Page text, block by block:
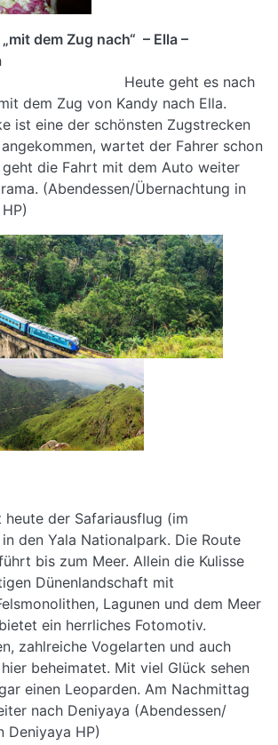
dem Zug nach“ – Ella –
geht es nach
dem Zug von Kandy nach Ella.
ist eine der schönsten Zugstrecken
wartet der Fahrer schon
geht die Fahrt mit dem Auto weiter
(Abendessen/Übernachtung in
der Safariausflug (im
den Yala Nationalpark. Die Route
bis zum Meer. Allein die Kulisse
Dünenlandschaft mit
Lagunen und dem Meer
ein herrliches Fotomotiv.
zahlreiche Vogelarten und auch
beheimatet. Mit viel Glück sehen
einen Leoparden. Am Nachmittag
nach Deniyaya (Abendessen/
Deniyaya HP)